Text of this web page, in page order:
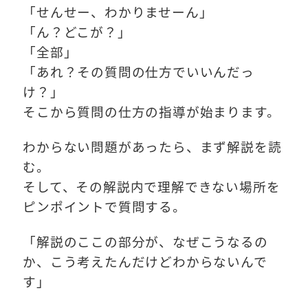
「せんせー、わかりませーん」
「ん？どこが？」
「全部」
「あれ？その質問の仕方でいいんだっ
け？」
そこから質問の仕方の指導が始まります。
わからない問題があったら、まず解説を読
む。
そして、その解説内で理解できない場所を
ピンポイントで質問する。
「解説のここの部分が、なぜこうなるの
か、こう考えたんだけどわからないんで
す」